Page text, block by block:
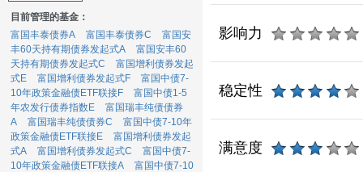
目前管理的基金：
富国丰泰债券A
富国丰泰债券C
富国安
丰60天持有期债券发起式A
富国安丰60
天持有期债券发起式C
富国增利债券发起
式E
富国增利债券发起式F
富国中债7-
10年政策金融债ETF联接F
富国中债1-5
年农发行债券指数E
富国瑞丰纯债债券
A
富国瑞丰纯债债券C
富国中债7-10年
政策金融债ETF联接E
富国增利债券发起
式A
富国增利债券发起式C
富国中债7-
10年政策金融债ETF联接A
富国中债7-10
影响力
稳定性
满意度